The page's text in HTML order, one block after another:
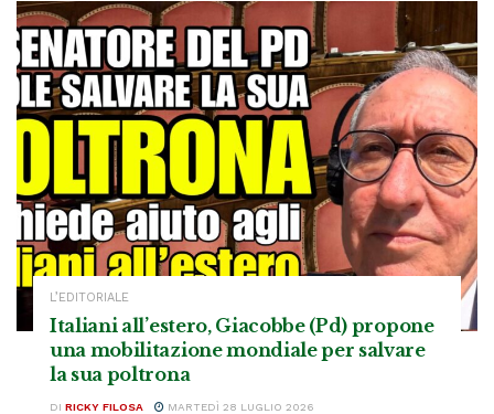
L’EDITORIALE
Italiani all’estero, Giacobbe (Pd) propone
una mobilitazione mondiale per salvare
la sua poltrona
DI RICKY FILOSA MARTEDÌ 28 LUGLIO 2026